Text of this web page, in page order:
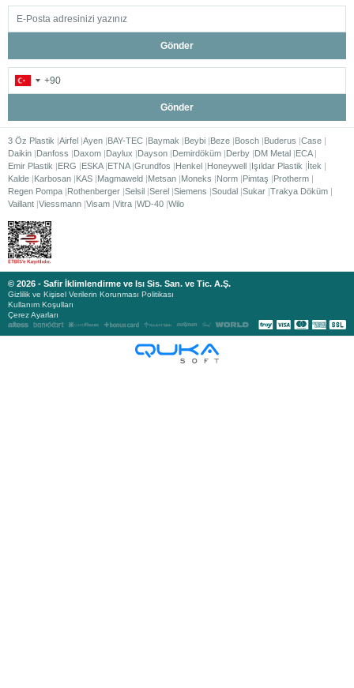
Gönder
Gönder
3 Öz Plastik Airfel Ayen BAY-TEC Baymak Beybi Beze Bosch Buderus Case
Daikin Danfoss Daxom Daylux Dayson Demirdöküm Derby DM Metal ECA
Emir Plastik
ERG ESKA ETNA Grundfos Henkel Honeywell Işıldar Plastik
İtek
Kalde Karbosan KAS Magmaweld Metsan Moneks Norm Pimtaş
Protherm
Regen Pompa Rothenberger Selsil Serel Siemens Soudal Sukar Trakya Döküm
Vaillant Viessmann Visam Vitra WD-40 Wilo
© 2026 - Safir İklimlendirme ve Isı Sis. San. ve Tic. A.Ş.
Gizlilik ve Kişisel Verilerin Korunması Politikası
Kullanım Koşulları
Çerez Ayarları